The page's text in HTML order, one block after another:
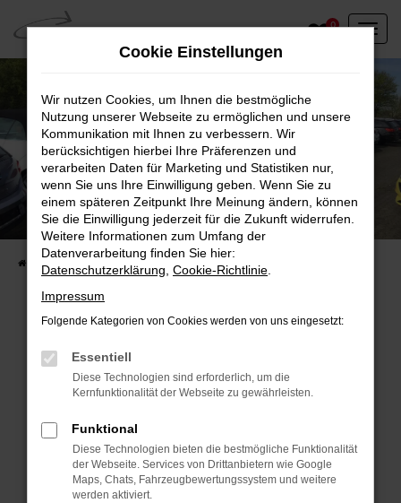
Zum
Hauptinhalt
springen
0
Unser Fahrzeugbestand vor Ort
Entdecken Sie unsere sofort verfügbaren
Fahrzeugangebote
Fehler: Network Error
Beim Laden ist ein Fehler aufgetreten.
Hier sind ein paar Tipps, die dir helfen können:
Überprüfe deine Firewall und deine
Internetverbindung.
Laden andere Webseiten, zum Beispiel deine
Suchmaschine?
Cookie Einstellungen
Wir nutzen Cookies, um Ihnen die bestmögliche
Nutzung unserer Webseite zu ermöglichen und unsere
Kommunikation mit Ihnen zu verbessern. Wir
berücksichtigen hierbei Ihre Präferenzen und
verarbeiten Daten für Marketing und Statistiken nur,
wenn Sie uns Ihre Einwilligung geben. Wenn Sie zu
einem späteren Zeitpunkt Ihre Meinung ändern, können
Sie die Einwilligung jederzeit für die Zukunft widerrufen.
Weitere Informationen zum Umfang der
Datenverarbeitung finden Sie hier:
Datenschutzerklärung Cookie-Richtlinie
Impressum
Folgende Kategorien von Cookies werden von uns eingesetzt:
Essentiell
Diese Technologien sind erforderlich, um die
Kernfunktionalität der Webseite zu gewährleisten.
Funktional
Diese Technologien bieten die bestmögliche Funktionalität
der Webseite. Services von Drittanbietern wie Google
Maps, Chats, Fahrzeugbewertungssystem und weitere
werden aktiviert.